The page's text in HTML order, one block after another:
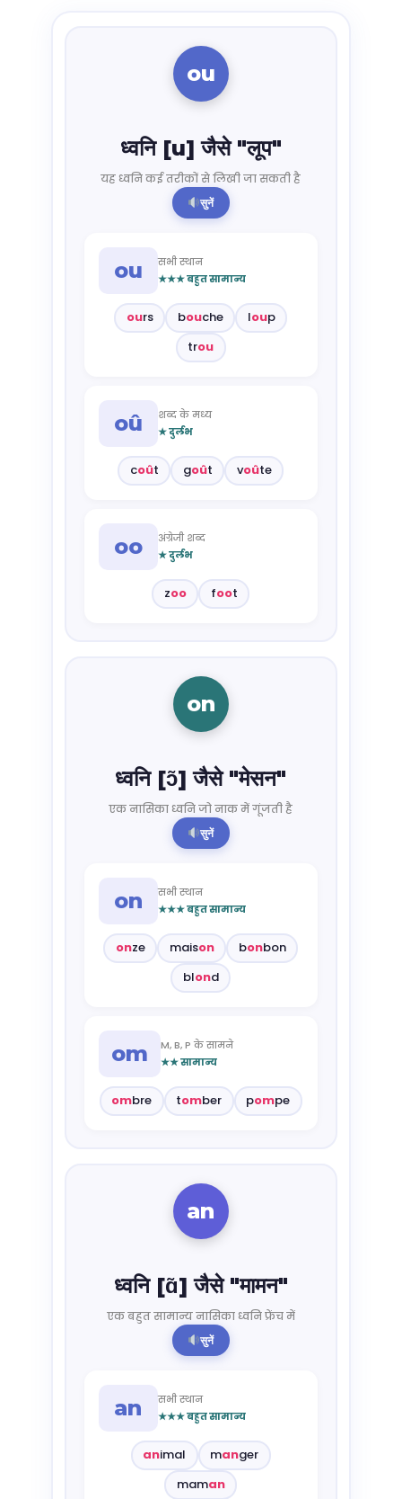
ou
ध्वनि [u] जैसे "लूप"
यह ध्वनि कई तरीकों से लिखी जा सकती है
सुनें
ou
सभी स्थान
★★★ बहुत सामान्य
ours bouche loup
trou
oû
शब्द के मध्य
★ दुर्लभ
coût goût voûte
oo
अंग्रेजी शब्द
★ दुर्लभ
zoo foot
on
ध्वनि [ɔ̃] जैसे "मेसन"
एक नासिका ध्वनि जो नाक में गूंजती है
सुनें
on
सभी स्थान
★★★ बहुत सामान्य
onze maison bonbon
blond
om
M, B, P के सामने
★★ सामान्य
ombre tomber pompe
an
ध्वनि [ɑ̃] जैसे "मामन"
एक बहुत सामान्य नासिका ध्वनि फ्रेंच में
सुनें
an
सभी स्थान
★★★ बहुत सामान्य
animal manger
maman